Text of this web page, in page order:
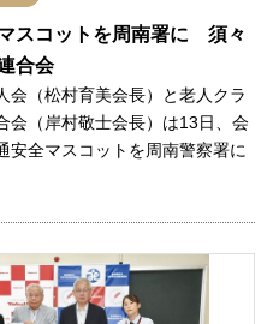
マスコットを周南署に 須々
合会
（松村育美会長）と老人クラ
会（岸村敬士会長）は13日、会
安全マスコットを周南警察署に